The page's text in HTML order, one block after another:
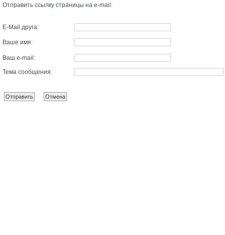
Отправить ссылку страницы на e-mail:
E-Mail друга:
Ваше имя:
Ваш e-mail:
Тема сообщения: